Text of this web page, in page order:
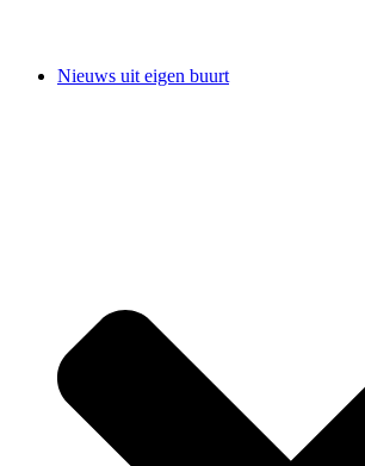
Nieuws uit eigen buurt